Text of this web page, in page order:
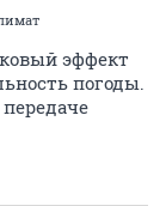
эффект
погоды.